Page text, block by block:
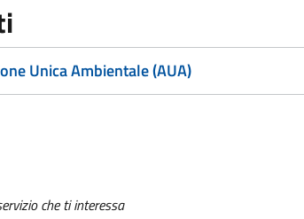
Unica Ambientale (AUA)
che ti interessa